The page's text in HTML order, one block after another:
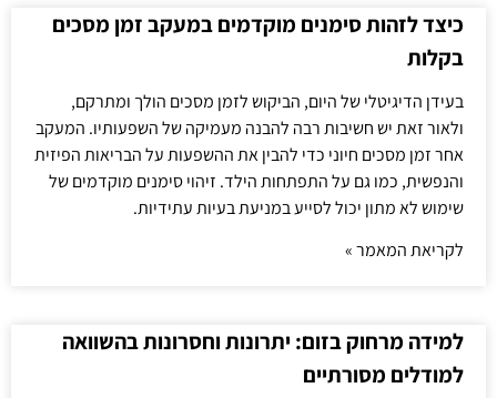
כיצד לזהות סימנים מוקדמים במעקב זמן מסכים
בקלות
בעידן הדיגיטלי של היום, הביקוש לזמן מסכים הולך ומתרקם,
ולאור זאת יש חשיבות רבה להבנה מעמיקה של השפעותיו. המעקב
אחר זמן מסכים חיוני כדי להבין את ההשפעות על הבריאות הפיזית
והנפשית, כמו גם על התפתחות הילד. זיהוי סימנים מוקדמים של
שימוש לא מתון יכול לסייע במניעת בעיות עתידיות.
לקריאת המאמר »
למידה מרחוק בזום: יתרונות וחסרונות בהשוואה
למודלים מסורתיים